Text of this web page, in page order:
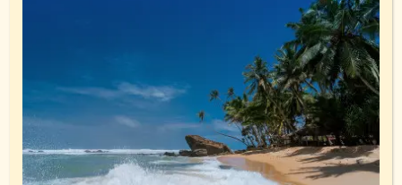
Leichtdaunendecke Sibirian Gold
inkl. MwSt.
Ausführung wählen